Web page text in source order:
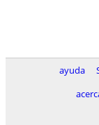
ayuda